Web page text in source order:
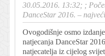
30.05.2016. 13:32; ;
DanceStar 2016. –
Ovogodišnje osmo
natjecanja DanceStar
natjecatelja iz cijelog